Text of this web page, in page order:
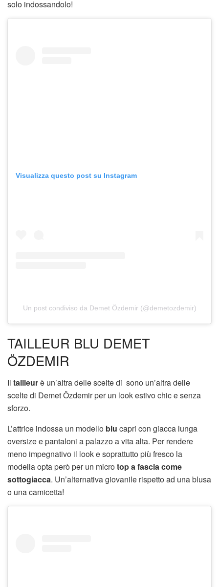
solo indossandolo!
Visualizza questo post su Instagram
Un post condiviso da Demet Özdemir (@demetozdemir)
TAILLEUR BLU DEMET
ÖZDEMIR
Il tailleurè un’altra delle scelte di sono un’altra delle
scelte di Demet Özdemir per un look estivo chic e senza
sforzo.
L’attrice indossa un modello blu capri con giacca lunga
oversize e pantaloni a palazzo a vita alta. Per rendere
meno impegnativo il look e soprattutto più fresco la
modella opta però per un microtop a fascia come
sottogiacca. Un’alternativa giovanile rispetto ad una blusa
o una camicetta!